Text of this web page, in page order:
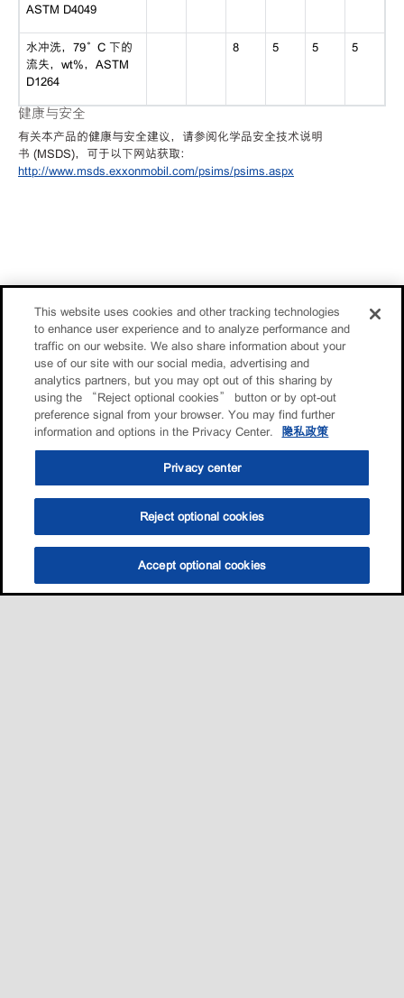
选油助手 查找门店
ASTM D4049
水冲洗，79°C 下的
流失，wt%，ASTM
D1264
8 5 5 5
健康与安全
有关本产品的健康与安全建议，请参阅化学品安全技术说明
书 (MSDS)，可于以下网站获取：
http://www.msds.exxonmobil.com/psims/psims.aspx
This website uses cookies and other tracking technologies
to enhance user experience and to analyze performance and
traffic on our website. We also share information about your
use of our site with our social media, advertising and
analytics partners, but you may opt out of this sharing by
using the “Reject optional cookies” button or by opt-out
preference signal from your browser. You may find further
information and options in the Privacy Center.
隐私政策
Privacy center
Reject optional cookies
Accept optional cookies